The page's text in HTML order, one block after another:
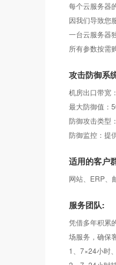
每个云服务器
因我们导致您
一台云服务器
所有参数按需
攻击防御系
机房出口带宽
最大防御值：
防御攻击类型
防御监控：提
适用的客户
网站、ERP、
服务团队:
凭借多年积累
场服务，确保
1、7×24小时